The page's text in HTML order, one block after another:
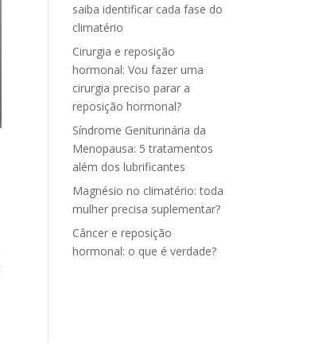
saiba identificar cada fase do
climatério
Cirurgia e reposição
hormonal: Vou fazer uma
cirurgia preciso parar a
reposição hormonal?
Síndrome Geniturinária da
Menopausa: 5 tratamentos
além dos lubrificantes
Magnésio no climatério: toda
mulher precisa suplementar?
Câncer e reposição
hormonal: o que é verdade?